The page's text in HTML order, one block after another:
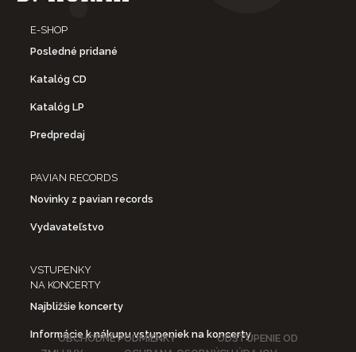
E-SHOP
Posledné pridané
Katalóg CD
Katalóg LP
Predpredaj
PAVIAN RECORDS
Novinky z pavian records
Vydavateľstvo
VSTUPENKY
NA KONCERTY
Najbližšie koncerty
Informácie k nákupu vstupeniek na koncerty
OBCHODNÉ PODMIENKY
ODSTÚPENIE OD